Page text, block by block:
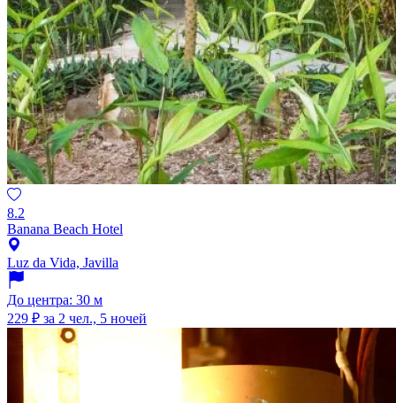
8.2
Banana Beach Hotel
Luz da Vida, Javilla
До центра: 30 м
229 ₽ за 2 чел., 5 ночей